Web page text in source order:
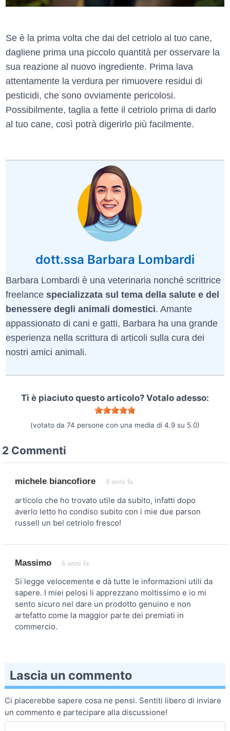
Se è la prima volta che dai del cetriolo al tuo cane,
dagliene prima una piccolo quantità per osservare la
sua reazione al nuovo ingrediente. Prima lava
attentamente la verdura per rimuovere residui di
pesticidi, che sono ovviamente pericolosi.
Possibilmente, taglia a fette il cetriolo prima di darlo
al tuo cane, così potrà digerirlo più facilmente.
dott.ssa Barbara Lombardi
Barbara Lombardi è una veterinaria nonché scrittrice
freelance specializzata sul tema della salute e del
benessere degli animali domestici. Amante
appassionato di cani e gatti, Barbara ha una grande
esperienza nella scrittura di articoli sulla cura dei
nostri amici animali.
Ti è piaciuto questo articolo? Votalo adesso:
(votato da 74 persone con una media di 4.9 su 5.0)
2 Commenti
michele biancofiore 8 anni fa
articolo che ho trovato utile da subito, infatti dopo
averlo letto ho condiso subito con i mie due parson
russell un bel cetriolo fresco!
Massimo 6 anni fa
Si legge velocemente e dà tutte le informazioni utili da
sapere. I miei pelosi li apprezzano moltissimo e io mi
sento sicuro nel dare un prodotto genuino e non
artefatto come la maggior parte dei premiati in
commercio.
Lascia un commento
Ci piacerebbe sapere cosa ne pensi. Sentiti libero di inviare
un commento e partecipare alla discussione!